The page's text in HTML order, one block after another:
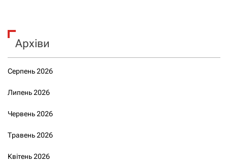
Архіви
Серпень 2026
Липень 2026
Червень 2026
Травень 2026
Квітень 2026